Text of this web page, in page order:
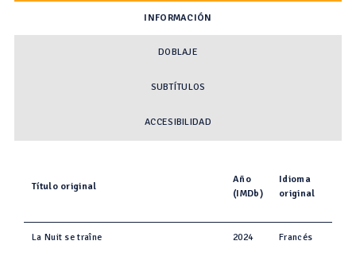
INFORMACIÓN
DOBLAJE
SUBTÍTULOS
ACCESIBILIDAD
Título original
Año
(IMDb)
Idioma
original
La Nuit se traîne 2024 Francés